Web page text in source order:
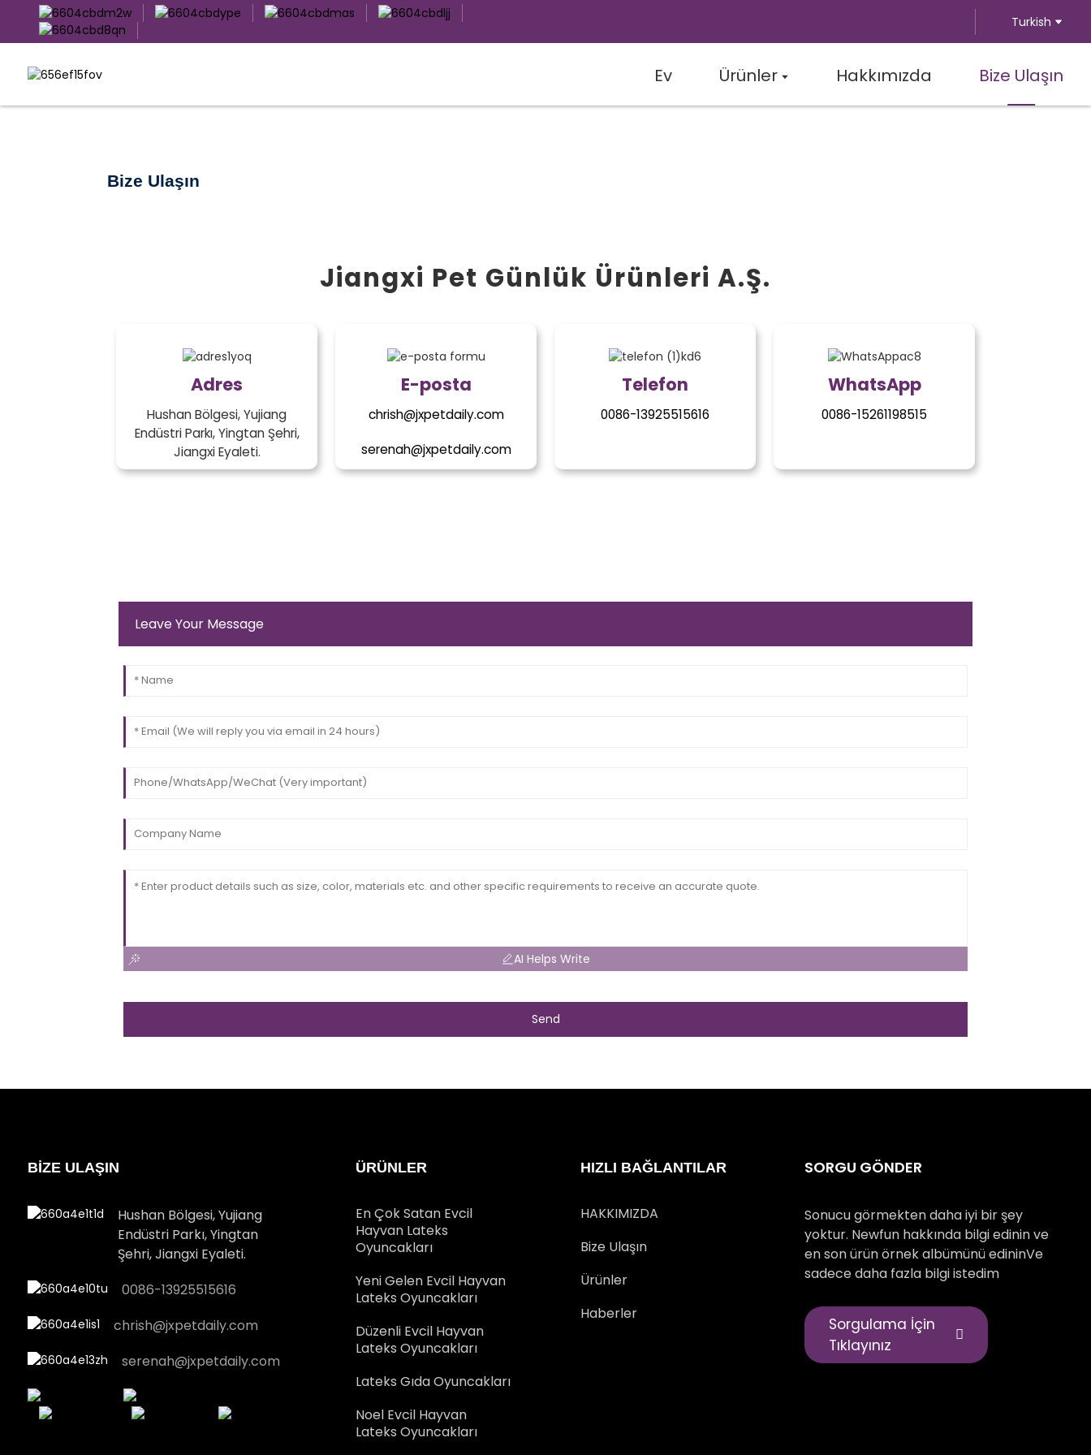
Turkish
Ev Ürünler Hakkımızda Bize Ulaşın
Bize Ulaşın
Jiangxi Pet Günlük Ürünleri A.Ş.
Adres
Hushan Bölgesi, Yujiang
Endüstri Parkı, Yingtan Şehri,
Jiangxi Eyaleti.
E-posta
chrish@jxpetdaily.com
serenah@jxpetdaily.com
Telefon
0086-13925515616
WhatsApp
0086-15261198515
Leave Your Message
AI Helps Write
Send
BİZE ULAŞIN
Hushan Bölgesi, Yujiang
Endüstri Parkı, Yingtan
Şehri, Jiangxi Eyaleti.
0086-13925515616
chrish@jxpetdaily.com
serenah@jxpetdaily.com
ÜRÜNLER
En Çok Satan Evcil
Hayvan Lateks
Oyuncakları
Yeni Gelen Evcil Hayvan
Lateks Oyuncakları
Düzenli Evcil Hayvan
Lateks Oyuncakları
Lateks Gıda Oyuncakları
Noel Evcil Hayvan
Lateks Oyuncakları
HIZLI BAĞLANTILAR
HAKKIMIZDA
Bize Ulaşın
Ürünler
Haberler
SORGU GÖNDER
Sonucu görmekten daha iyi bir şey
yoktur. Newfun hakkında bilgi edinin ve
en son ürün örnek albümünü edininVe
sadece daha fazla bilgi istedim
Sorgulama İçin
Tıklayınız